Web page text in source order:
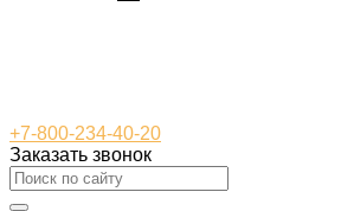
+7-800-234-40-20
Заказать звонок